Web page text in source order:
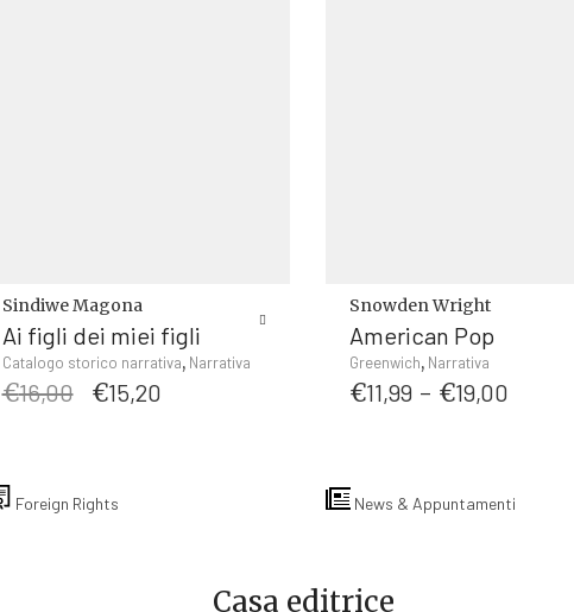
Sindiwe Magona
Ai figli dei miei figli
Catalogo storico narrativa, Narrativa
€16,00
Il
€16,00.
€15,20
Snowden Wright
American Pop
Greenwich, Narrativa
prodotto
€11,99 - €19,00
€11,99
Foreign Rights News & Appuntamenti
Casa editrice